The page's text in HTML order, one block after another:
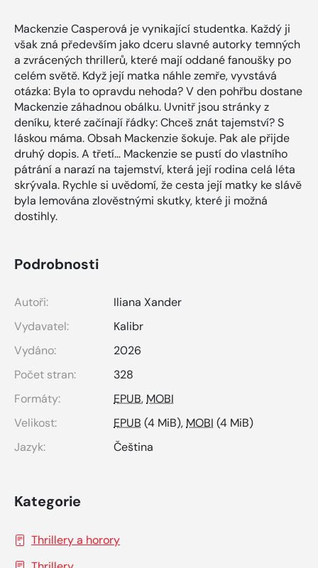
Mackenzie Casperová je vynikající studentka. Každý ji
však zná především jako dceru slavné autorky temných
a zvrácených thrillerů, které mají oddané fanoušky po
celém světě. Když její matka náhle zemře, vyvstává
otázka: Byla to opravdu nehoda? V den pohřbu dostane
Mackenzie záhadnou obálku. Uvnitř jsou stránky z
deníku, které začínají řádky: Chceš znát tajemství? S
láskou máma. Obsah Mackenzie šokuje. Pak ale přijde
druhý dopis. A třetí… Mackenzie se pustí do vlastního
pátrání a narazí na tajemství, která její rodina celá léta
skrývala. Rychle si uvědomí, že cesta její matky ke slávě
byla lemována zlověstnými skutky, které ji možná
dostihly.
Podrobnosti
Autoři:
Iliana Xander
Vydavatel:
Kalibr
Vydáno:
2026
Počet stran:
328
Formáty:
EPUB, MOBI
Velikost:
EPUB (4 MiB), MOBI (4 MiB)
Jazyk:
Čeština
Kategorie
Thrillery a horory